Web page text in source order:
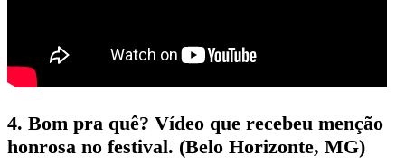
4. Bom pra quê? Vídeo que recebeu menção
honrosa no festival. (Belo Horizonte, MG)